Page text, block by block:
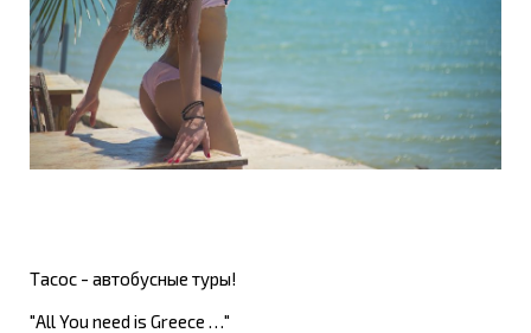
Тасос - автобусные туры!
"All You need is Greece …"